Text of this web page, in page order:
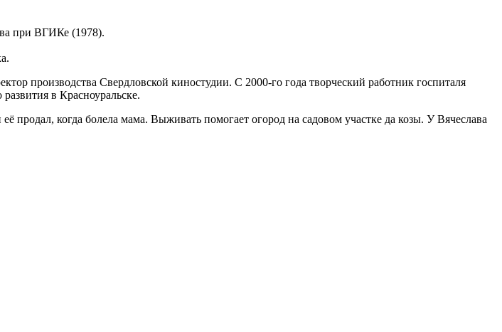
при ВГИКе (1978).
производства Свердловской киностудии. С 2000-го года творческий работник госпиталя
в Красноуральске.
когда болела мама. Выживать помогает огород на садовом участке да козы. У Вячеслава